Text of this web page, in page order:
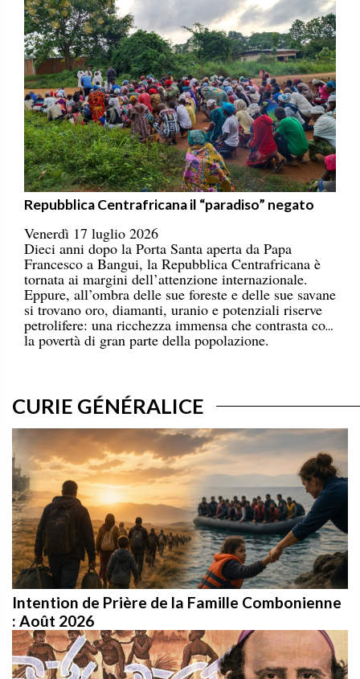
Repubblica Centrafricana il “paradiso” negato
Venerdì 17 luglio 2026
Dieci anni dopo la Porta Santa aperta da Papa
Francesco a Bangui, la Repubblica Centrafricana è
tornata ai margini dell’attenzione internazionale.
Eppure, all’ombra delle sue foreste e delle sue savane
si trovano oro, diamanti, uranio e potenziali riserve
petrolifere: una ricchezza immensa che contrasta con
la povertà di gran parte della popolazione.
CURIE GÉNÉRALICE
Intention de Prière de la Famille Combonienne
: Août 2026